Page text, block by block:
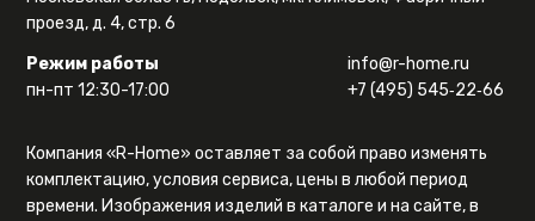
проезд, д. 4, стр. 6
Режим работы
пн-пт 12:30-17:00
info@r-home.ru
+7 (495) 545‑22‑66
Компания «R-Home» оставляет за собой право изменять
комплектацию, условия сервиса, цены в любой период
времени. Изображения изделий в каталоге и на сайте, в